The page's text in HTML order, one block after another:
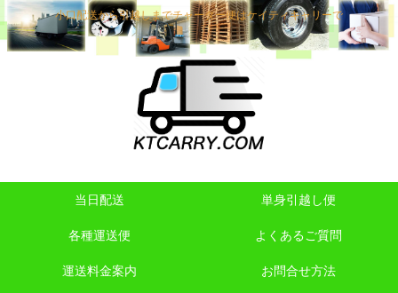
小口配送から引越しまでチャーター便はケイティキャリーで
当日配送 単身引越し便
各種運送便 よくあるご質問
運送料金案内 お問合せ方法